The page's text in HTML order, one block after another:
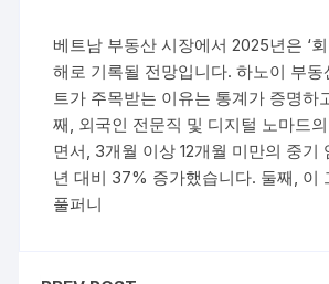
베트남 부동산 시장에서 2025년은 ‘
해로 기록될 전망입니다. 하노이 부동
트가 주목받는 이유는 통계가 증명하
째, 외국인 전문직 및 디지털 노마드
면서, 3개월 이상 12개월 미만의 중기
년 대비 37% 증가했습니다. 둘째, 이
풀퍼니